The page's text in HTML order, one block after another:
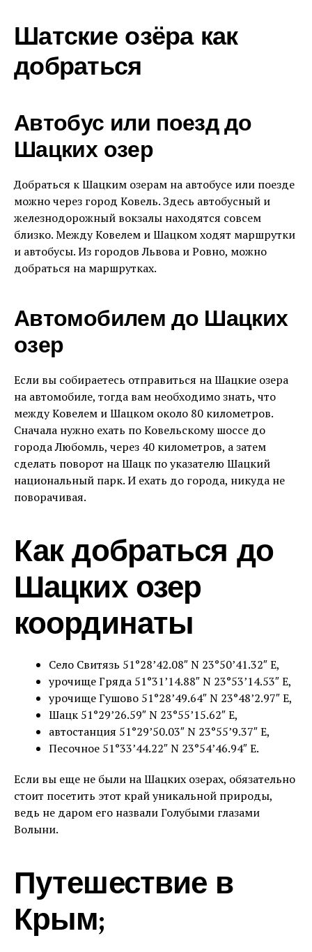
Шатские озёра как
добраться
Автобус или поезд до
Шацких озер
Добраться к Шацким озерам на автобусе или поезде
можно через город Ковель. Здесь автобусный и
железнодорожный вокзалы находятся совсем
близко. Между Ковелем и Шацком ходят маршрутки
и автобусы. Из городов Львова и Ровно, можно
добраться на маршрутках.
Автомобилем до Шацких
озер
Если вы собираетесь отправиться на Шацкие озера
на автомобиле, тогда вам необходимо знать, что
между Ковелем и Шацком около 80 километров.
Сначала нужно ехать по Ковельскому шоссе до
города Любомль, через 40 километров, а затем
сделать поворот на Шацк по указателю Шацкий
национальный парк. И ехать до города, никуда не
поворачивая.
Как добраться до
Шацких озер
координаты
Село Свитязь 51°28’42.08″ N 23°50’41.32″ E,
урочище Гряда 51°31’14.88″ N 23°53’14.53″ E,
урочище Гушово 51°28’49.64″ N 23°48’2.97″ E,
Шацк 51°29’26.59″ N 23°55’15.62″ E,
автостанция 51°29’50.03″ N 23°55’9.37″ E,
Песочное 51°33’44.22″ N 23°54’46.94″ E.
Если вы еще не были на Шацких озерах, обязательно
стоит посетить этот край уникальной природы,
ведь не даром его назвали Голубыми глазами
Волыни.
Путешествие в
Крым;